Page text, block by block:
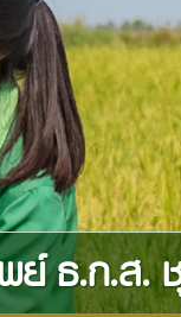
ธ.ก.ส.